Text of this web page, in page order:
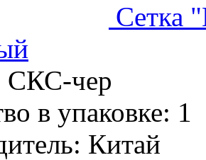
Сетка
СКС-чер
в упаковке: 1
Китай